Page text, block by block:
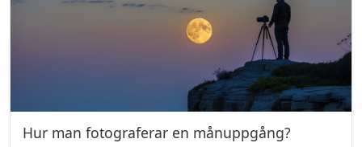
Hur man fotograferar en månuppgång?